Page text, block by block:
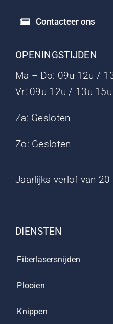
Contacteer ons
OPENINGSTIJDEN
Ma – Do: 09u-12u /
Vr: 09u-12u / 13u-15u
Za: Gesloten
Zo: Gesloten
Jaarlijks verlof van
DIENSTEN
Fiberlasersnijden
Plooien
Knippen